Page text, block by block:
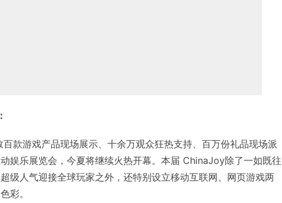
款游戏产品现场展示、十余万观众狂热支持、百万份礼品现场派
娱乐展览会，今夏将继续火热开幕。本届 ChinaJoy除了一如既往
级人气迎接全球玩家之外，还特别设立移动互联网、网页游戏两
彩。